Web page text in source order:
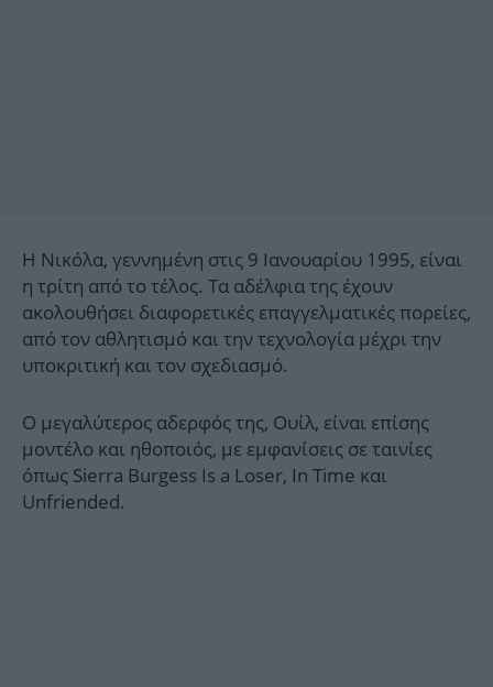
Η Νικόλα, γεννημένη στις 9 Ιανουαρίου 1995, είναι
η τρίτη από το τέλος. Τα αδέλφια της έχουν
ακολουθήσει διαφορετικές επαγγελματικές πορείες,
από τον αθλητισμό και την τεχνολογία μέχρι την
υποκριτική και τον σχεδιασμό.
Ο μεγαλύτερος αδερφός της, Ουίλ, είναι επίσης
μοντέλο και ηθοποιός, με εμφανίσεις σε ταινίες
όπως Sierra Burgess Is a Loser, In Time και
Unfriended.